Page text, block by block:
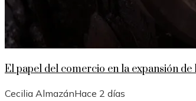
El papel del comercio en la expansión
Cecilia AlmazánHace 2 días